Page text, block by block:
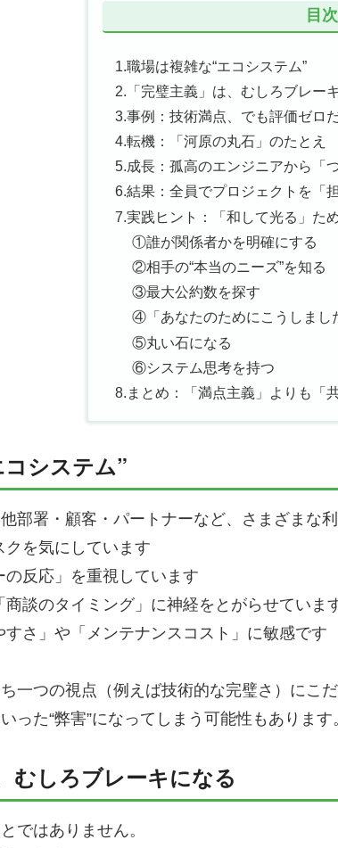
目次
1.職場は複雑な“エコシステム”
2.「完璧主義」は、むしろブレー
3.事例：技術満点、でも評価ゼロ
4.転機：「河原の丸石」のたとえ
5.成長：孤高のエンジニアから「
6.結果：全員でプロジェクトを「
7.実践ヒント：「和して光る」た
①誰が関係者かを明確にする
②相手の“本当のニーズ”を知る
③最大公約数を探す
④「あなたのためにこうしまし
⑤丸い石になる
⑥システム思考を持つ
8.まとめ：「満点主義」よりも「
システム”
部署・顧客・パートナーなど、さまざまな
クを気にしています
の反応」を重視しています
商談のタイミング」に神経をとがらせていま
すさ」や「メンテナンスコスト」に敏感です
一つの視点（例えば技術的な完璧さ）に
った“弊害”になってしまう可能性もあります
むしろブレーキになる
ではありません。